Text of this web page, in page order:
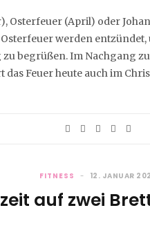
Osterfeuer (April) oder
werden
begrüßen. Im Nachgang
Feuer heute auch im
FITNESS 12. JANUAR
auf zwei